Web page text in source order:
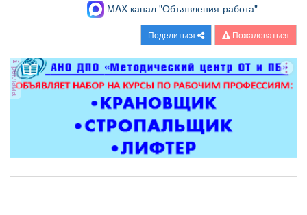
MAX-канал "Объявления-работа"
Поделиться Пожаловаться
реклама